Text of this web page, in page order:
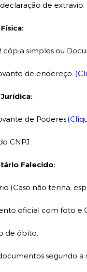
de extravio.
cópia simples ou
de endereço.
de Poderes.
CNPJ.
Falecido:
(Caso não tenha,
oficial com foto e
de óbito.
segundo a